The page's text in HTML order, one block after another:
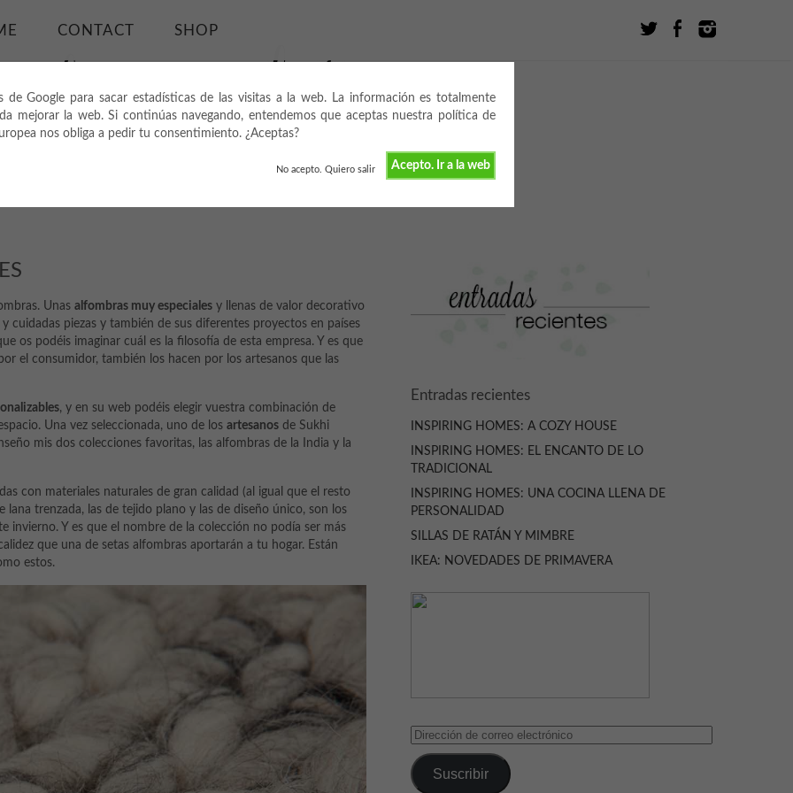
de Google para sacar estadísticas de las visitas a la web. La información es totalmente
mejorar la web. Si continúas navegando, entendemos que aceptas nuestra política de
nos obliga a pedir tu consentimiento. ¿Aceptas?
Acepto. Ir a la web
No acepto. Quiero salir
CONTACT SHOP
Unas alfombras muy especiales y llenas de valor decorativo
y cuidadas piezas y también de sus diferentes proyectos en países
os podéis imaginar cuál es la filosofía de esta empresa. Y es que
el consumidor, también los hacen por los artesanos que las
, y en su web podéis elegir vuestra combinación de
Una vez seleccionada, uno de los artesanos de Sukhi
mis dos colecciones favoritas, las alfombras de la India y la
con materiales naturales de gran calidad (al igual que el resto
trenzada, las de tejido plano y las de diseño único, son los
invierno. Y es que el nombre de la colección no podía ser más
que una de setas alfombras aportarán a tu hogar. Están
estos.
Entradas recientes
INSPIRING HOMES: A COZY HOUSE
INSPIRING HOMES: EL ENCANTO DE LO
TRADICIONAL
INSPIRING HOMES: UNA COCINA LLENA DE
PERSONALIDAD
SILLAS DE RATÁN Y MIMBRE
IKEA: NOVEDADES DE PRIMAVERA
Dirección
correo
electrónico
Suscribir